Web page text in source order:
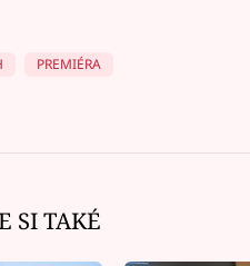
PREMIÉRA
SI TAKÉ